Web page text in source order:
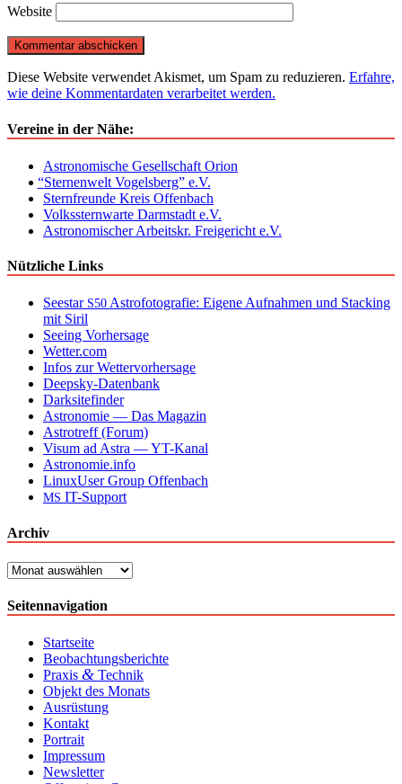
Website
Diese Website verwendet Akismet, um Spam zu reduzieren. Erfahre,
wie deine Kommentardaten verarbeitet werden.
Vereine in der Nähe:
Astronomische Gesellschaft Orion
“Sternenwelt Vogelsberg” e.V.
Sternfreunde Kreis Offenbach
Volkssternwarte Darmstadt e.V.
Astronomischer Arbeitskr. Freigericht e.V.
Nützliche Links
Seestar S50 Astrofotografie: Eigene Aufnahmen und Stacking
mit Siril
Seeing Vorhersage
Wetter.com
Infos zur Wettervorhersage
Deepsky-Datenbank
Darksitefinder
Astronomie — Das Magazin
Astrotreff (Forum)
Visum ad Astra — YT-Kanal
Astronomie.info
LinuxUser Group Offenbach
MS IT-Support
Archiv
Archiv
Seitennavigation
Startseite
Beobachtungsberichte
Praxis & Technik
Objekt des Monats
Ausrüstung
Kontakt
Portrait
Impressum
Newsletter